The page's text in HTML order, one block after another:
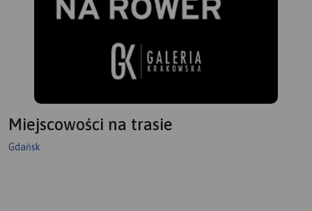
Miejscowości na trasie
Gdańsk